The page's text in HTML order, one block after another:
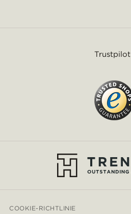
Trustpilot
COOKIE-RICHTLINIE